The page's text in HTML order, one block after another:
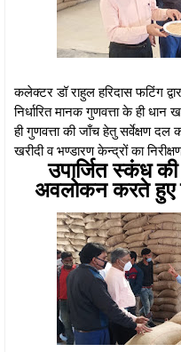
कलेक्टर डॉ राहुल हरिदास फटिंग
निर्धारित मानक गुणवत्ता के ही
ही गुणवत्ता की जाँच हेतु सर्वेक्षण
खरीदी व भण्डारण केन्द्रों का
उपार्जित स्कंध
अवलोकन करते हुए